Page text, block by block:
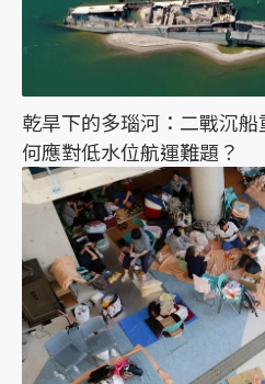
乾旱下的多瑙河：二戰沉
何應對低水位航運難題？